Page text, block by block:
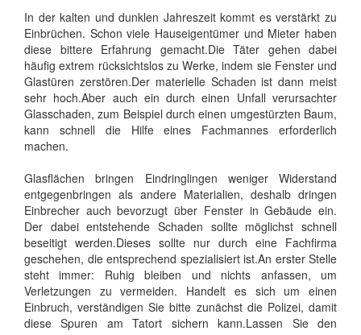
In der kalten und dunklen Jahreszeit kommt es verstärkt zu
Einbrüchen. Schon viele Hauseigentümer und Mieter haben
diese bittere Erfahrung gemacht.Die Täter gehen dabei
häufig extrem rücksichtslos zu Werke, indem sie Fenster und
Glastüren zerstören.Der materielle Schaden ist dann meist
sehr hoch.Aber auch ein durch einen Unfall verursachter
Glasschaden, zum Beispiel durch einen umgestürzten Baum,
kann schnell die Hilfe eines Fachmannes erforderlich
machen.
Glasflächen bringen Eindringlingen weniger Widerstand
entgegenbringen als andere Materialien, deshalb dringen
Einbrecher auch bevorzugt über Fenster in Gebäude ein.
Der dabei entstehende Schaden sollte möglichst schnell
beseitigt werden.Dieses sollte nur durch eine Fachfirma
geschehen, die entsprechend spezialisiert ist.An erster Stelle
steht immer: Ruhig bleiben und nichts anfassen, um
Verletzungen zu vermeiden. Handelt es sich um einen
Einbruch, verständigen Sie bitte zunächst die Polizei, damit
diese Spuren am Tatort sichern kann.Lassen Sie den